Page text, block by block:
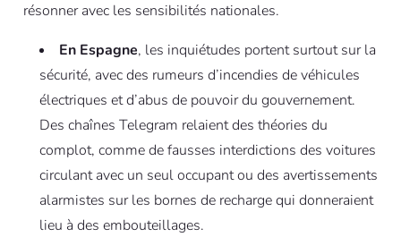
résonner avec les sensibilités nationales.
En Espagne, les inquiétudes portent surtout sur la
sécurité, avec des rumeurs d’incendies de véhicules
électriques et d’abus de pouvoir du gouvernement.
Des chaînes Telegram relaient des théories du
complot, comme de fausses interdictions des voitures
circulant avec un seul occupant ou des avertissements
alarmistes sur les bornes de recharge qui donneraient
lieu à des embouteillages.